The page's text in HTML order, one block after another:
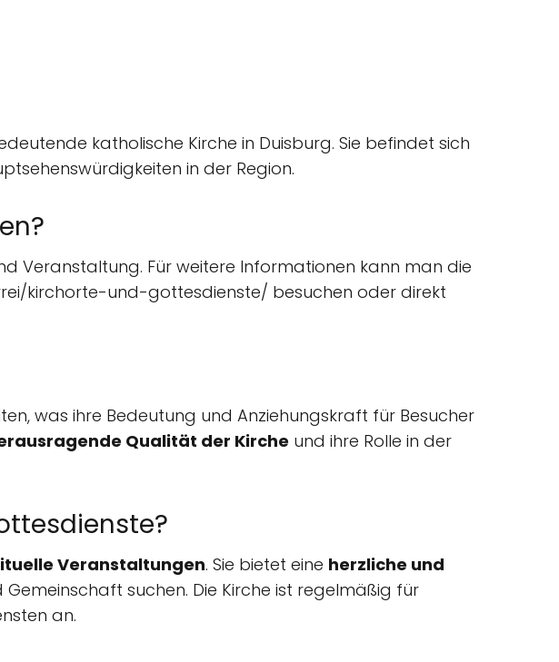
katholische Kirche in Duisburg. Sie befindet sich
in der Region.
Veranstaltung. Für weitere Informationen kann man die
kirchorte-und-gottesdienste/ besuchen oder direkt
was ihre Bedeutung und Anziehungskraft für Besucher
Qualität der Kirche und ihre Rolle in der
Veranstaltungen. Sie bietet eine herzliche und
suchen. Die Kirche ist regelmäßig für
an.